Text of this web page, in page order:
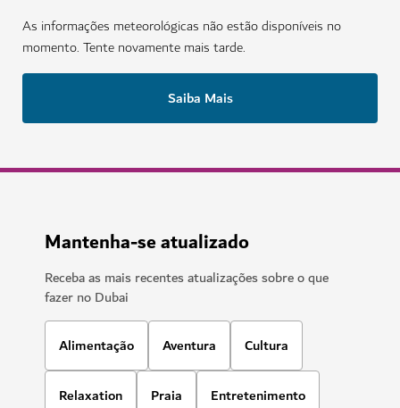
As informações meteorológicas não estão disponíveis no
momento. Tente novamente mais tarde.
Saiba Mais
Mantenha-se atualizado
Receba as mais recentes atualizações sobre o que
fazer no Dubai
Alimentação Aventura Cultura
Relaxation Praia Entretenimento